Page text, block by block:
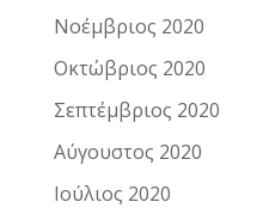
Νοέμβριος 2020
Οκτώβριος 2020
Σεπτέμβριος 2020
Αύγουστος 2020
Ιούλιος 2020